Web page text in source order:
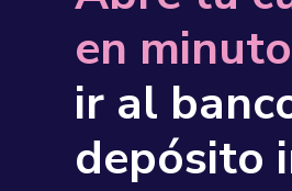
en
ir al
depósito